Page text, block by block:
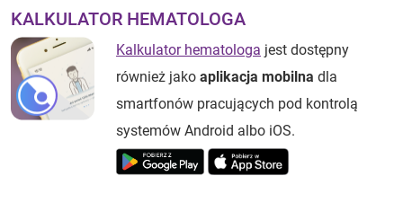
KALKULATOR HEMATOLOGA
Kalkulator hematologa jest dostępny
również jako aplikacja mobilna dla
smartfonów pracujących pod kontrolą
systemów Android albo iOS.